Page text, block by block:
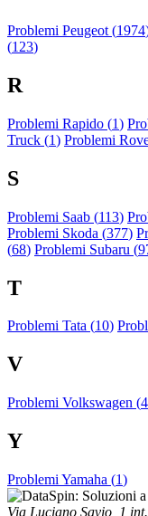
Problemi Peugeot (1974
(123)
R
Problemi Rapido (1)
Truck (1) Problemi
S
Problemi Saab (113)
Problemi Skoda (377)
(68) Problemi Subaru (
T
Problemi Tata (10)
V
Problemi Volkswagen (
Y
Problemi Yamaha (1)
Via Luciano Savio, 1